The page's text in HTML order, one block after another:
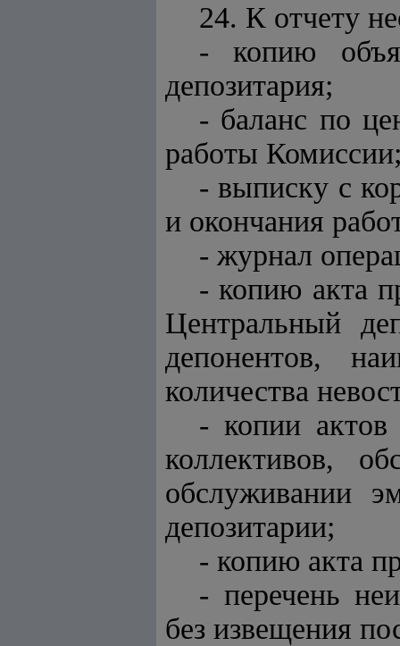
24. К отчету
- копию
депозитария;
- баланс по
работы
- выписку с
и окончания
- журнал
- копию акта
Центральный
депонентов,
количества
- копии актов
коллективов,
обслуживании
депозитарии;
- копию акта
- перечень
без извещения